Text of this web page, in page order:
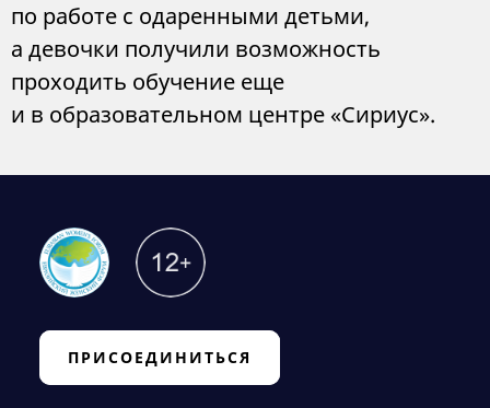
по работе с одаренными детьми,
а девочки получили возможность
проходить обучение еще
и в образовательном центре «Сириус».
ПРИСОЕДИНИТЬСЯ